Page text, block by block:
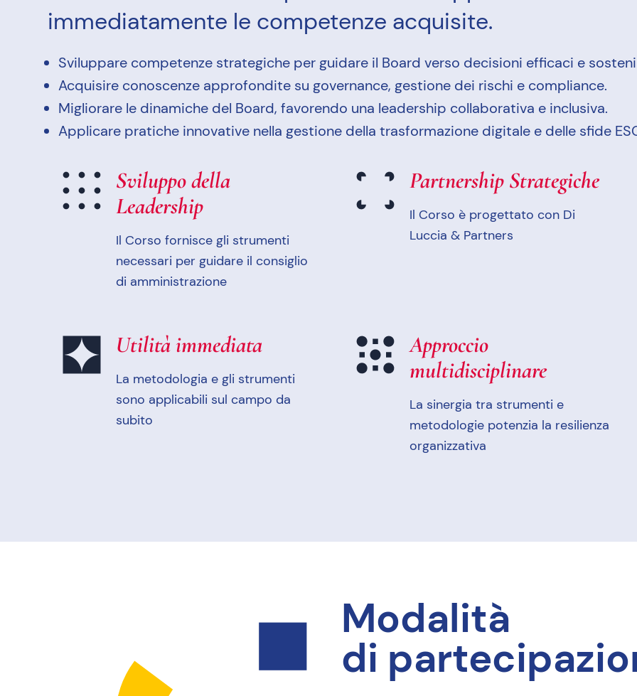
immediatamente le competenze acquisite.
Sviluppare competenze strategiche per guidare il Board verso decisioni efficaci e
Acquisire conoscenze approfondite su governance, gestione dei rischi e compliance.
Migliorare le dinamiche del Board, favorendo una leadership collaborativa e inclusiva.
Applicare pratiche innovative nella gestione della trasformazione digitale e delle sfide
Sviluppo della
Leadership
Il Corso fornisce gli strumenti
necessari per guidare il consiglio
di amministrazione
Partnership Strategiche
Il Corso è progettato con Di
Luccia & Partners
Utilità immediata
La metodologia e gli strumenti
sono applicabili sul campo da
subito
Approccio
multidisciplinare
La sinergia tra strumenti e
metodologie potenzia la resilienza
organizzativa
Modalità
di